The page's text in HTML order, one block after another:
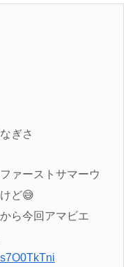
ぎさ
ァーストサマーウ
ど😅
ら今回アマビエ